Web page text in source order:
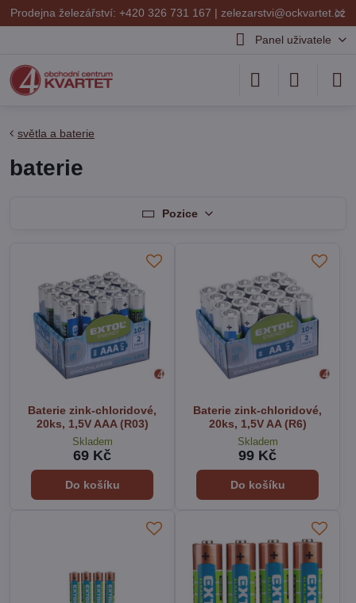
✕
Prodejna železářství: +420 326 731 167 | zelezarstvi@ockvartet.cz
Panel uživatele
světla a baterie
baterie
Pozice
Baterie zink-chloridové,
20ks, 1,5V AAA (R03)
Skladem
69 Kč
Do košíku
Baterie zink-chloridové,
20ks, 1,5V AA (R6)
Skladem
99 Kč
Do košíku